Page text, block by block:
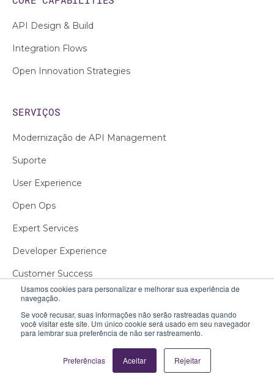
Usamos cookies para personalizar e melhorar sua experiência de
navegação.
Se você recusar, suas informações não serão rastreadas quando
você visitar este site. Um único cookie será usado em seu navegador
para lembrar sua preferência de não ser rastreamento.
Preferências Aceitar Rejeitar
API Design & Build
Integration Flows
Open Innovation Strategies
SERVIÇOS
Modernização de API Management
Suporte
User Experience
Open Ops
Expert Services
Developer Experience
Customer Success
SOBRE
Quem somos